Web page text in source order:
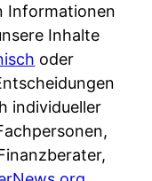
Informationen
Inhalte
oder
individueller